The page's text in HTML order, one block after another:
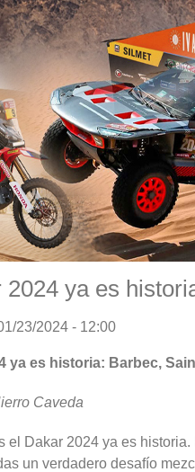
2024 ya es
23/2024 - 12:00
ya es historia: Barbec,
Caveda
el Dakar 2024 ya es
un verdadero desafío